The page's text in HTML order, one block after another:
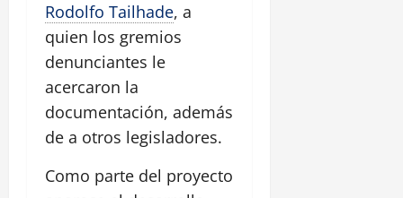
Rodolfo Tailhade, a
quien los gremios
denunciantes le
acercaron la
documentación, además
de a otros legisladores.
Como parte del proyecto